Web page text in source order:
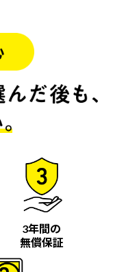
3年間の
無償保証